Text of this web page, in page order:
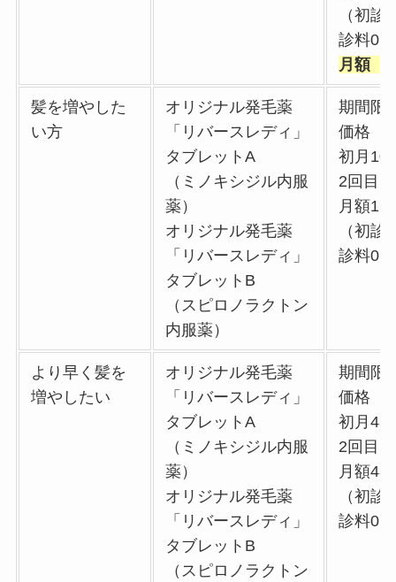
（初診
診料0
月額
髪を増やした
い方
オリジナル発毛薬
「リバースレディ」
タブレットA
（ミノキシジル内服
薬）
オリジナル発毛薬
「リバースレディ」
タブレットB
（スピロノラクトン
内服薬）
期間限
価格
初月
2回目
月額
（初診
診料0
より早く髪を
増やしたい
オリジナル発毛薬
「リバースレディ」
タブレットA
（ミノキシジル内服
薬）
オリジナル発毛薬
「リバースレディ」
タブレットB
（スピロノラクトン
期間限
価格
初月
2回目
月額
（初診
診料0